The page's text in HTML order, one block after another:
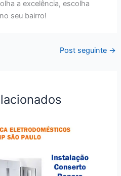
a excelência, escolha
seu bairro!
Post seguinte →